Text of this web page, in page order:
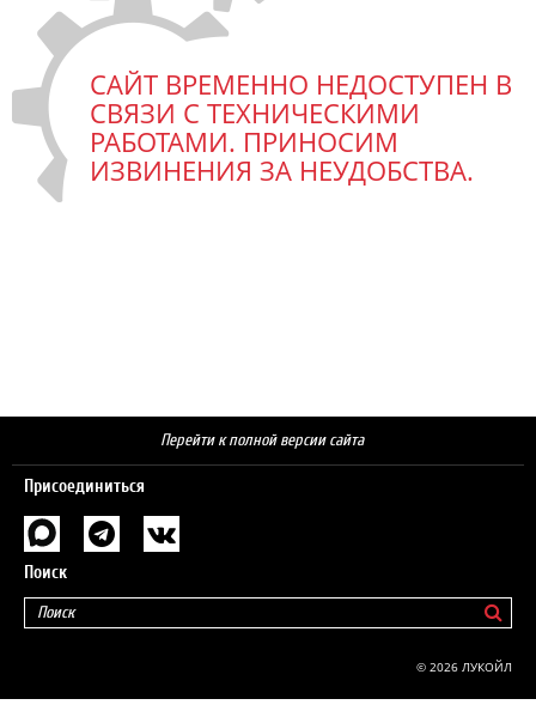
САЙТ ВРЕМЕННО НЕДОСТУПЕН В
СВЯЗИ С ТЕХНИЧЕСКИМИ
РАБОТАМИ. ПРИНОСИМ
ИЗВИНЕНИЯ ЗА НЕУДОБСТВА.
Перейти к полной версии сайта
Присоединиться
Поиск
© 2026 ЛУКОЙЛ